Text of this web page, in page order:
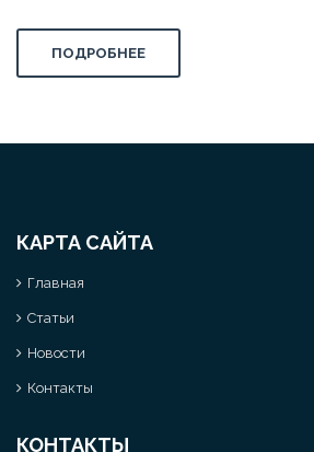
ПОДРОБНЕЕ
КАРТА САЙТА
Главная
Статьи
Новости
Контакты
КОНТАКТЫ